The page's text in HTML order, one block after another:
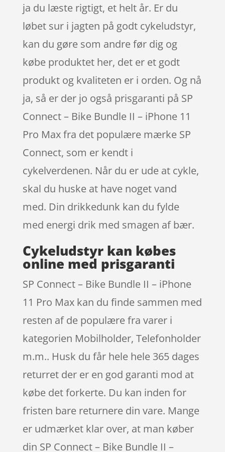
ja du læste rigtigt, et helt år. Er du
løbet sur i jagten på godt cykeludstyr,
kan du gøre som andre før dig og
købe produktet her, det er et godt
produkt og kvaliteten er i orden. Og nå
ja, så er der jo også prisgaranti på SP
Connect – Bike Bundle II – iPhone 11
Pro Max fra det populære mærke SP
Connect, som er kendt i
cykelverdenen. Når du er ude at cykle,
skal du huske at have noget vand
med. Din drikkedunk kan du fylde
med energi drik med smagen af bær.
Cykeludstyr kan købes
online med prisgaranti
SP Connect – Bike Bundle II – iPhone
11 Pro Max kan du finde sammen med
resten af de populære fra varer i
kategorien Mobilholder, Telefonholder
m.m.. Husk du får hele hele 365 dages
returret der er en god garanti mod at
købe det forkerte. Du kan inden for
fristen bare returnere din vare. Mange
er udmærket klar over, at man køber
din SP Connect – Bike Bundle II –